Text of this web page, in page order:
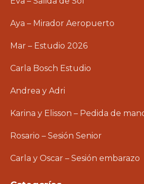
Aya – Mirador Aeropuerto
Mar – Estudio 2026
Carla Bosch Estudio
Andrea y Adri
Karina y Elisson – Pedida de
Rosario – Sesión Senior
Carla y Oscar – Sesión embarazo